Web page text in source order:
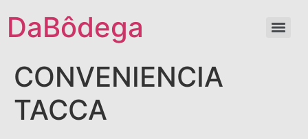
DaBôdega
CONVENIENCIA
TACCA